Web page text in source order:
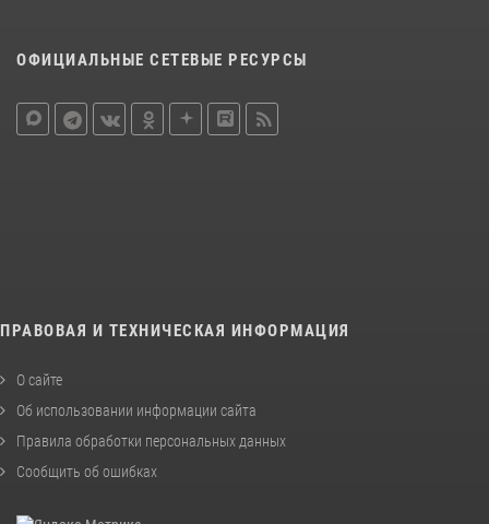
ОФИЦИАЛЬНЫЕ СЕТЕВЫЕ РЕСУРСЫ
ПРАВОВАЯ И ТЕХНИЧЕСКАЯ ИНФОРМАЦИЯ
О сайте
Об использовании информации сайта
Правила обработки персональных данных
Сообщить об ошибках